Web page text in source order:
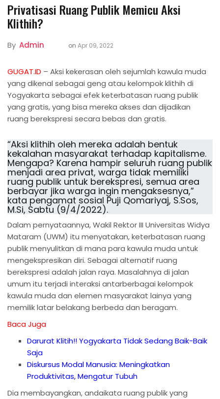
Privatisasi Ruang Publik Memicu Aksi
Klithih?
By Admin on Apr 09, 2022
GUGAT.ID – Aksi kekerasan oleh sejumlah kawula muda
yang dikenal sebagai geng atau kelompok klithih di
Yogyakarta sebagai efek keterbatasan ruang publik
yang gratis, yang bisa mereka akses dan dijadikan
ruang berekspresi secara bebas dan gratis.
“Aksi klithih oleh mereka adalah bentuk
kekalahan masyarakat terhadap kapitalisme.
Mengapa? Karena hampir seluruh ruang publik
menjadi area privat, warga tidak memiliki
ruang publik untuk berekspresi, semua area
berbayar jika warga ingin mengaksesnya,”
kata pengamat sosial Puji Qomariyaj, S.Sos,
M.Si, Sabtu (9/4/2022).
Dalam pernyataannya, Wakil Rektor III Universitas Widya
Mataram (UWM) itu menyatakan, keterbatasan ruang
publik menyulitkan di mana para kawula muda untuk
mengekspresikan diri. Sebagai alternatif ruang
berekspresi adalah jalan raya. Masalahnya di jalan
umum itu terjadi interaksi antarberbagai kelompok
kawula muda dan elemen masyarakat lainya yang
memilik latar belakang berbeda dan beragam.
Baca Juga
Darurat Klitih!! Yogyakarta Tidak Sedang Baik-Baik
Saja
Diskursus Modal Manusia: Meningkatkan
Produktivitas, Mengatur Tubuh
Dia membayangkan, andaikata ruang publik yang